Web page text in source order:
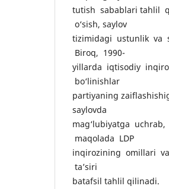
tutish sabablari tahlil
o‘sish, saylov
tizimidagi ustunlik va
Biroq, 1990-
yillarda iqtisodiy
bo‘linishlar
partiyaning
saylovda
mag‘lubiyatga
maqolada LDP
inqirozining omillari
ta’siri
batafsil tahlil qilinadi.